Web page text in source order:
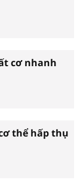
cơ nhanh
thể hấp thụ